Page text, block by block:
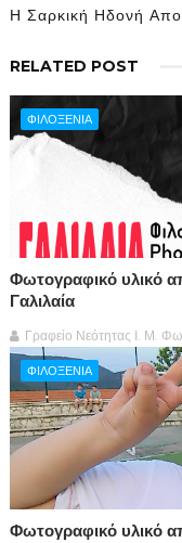
Η Σαρκική Ηδονή
RELATED POST
ΦΙΛΟΞΕΝΙΑ
Φωτογραφικό υλικό
Γαλιλαία
Γραφείο Νεότητας Ι. Μ.
ΦΙΛΟΞΕΝΙΑ
Φωτογραφικό υλικό